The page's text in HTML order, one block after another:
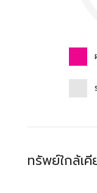
ทรัพย์ใกล้เ